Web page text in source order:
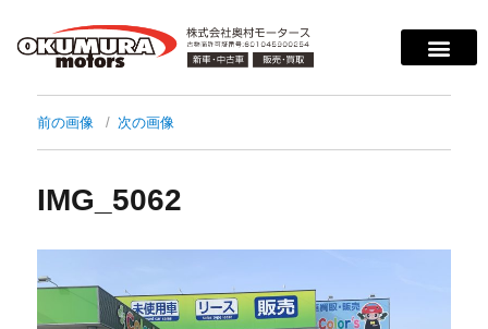
前の画像 次の画像
IMG_5062